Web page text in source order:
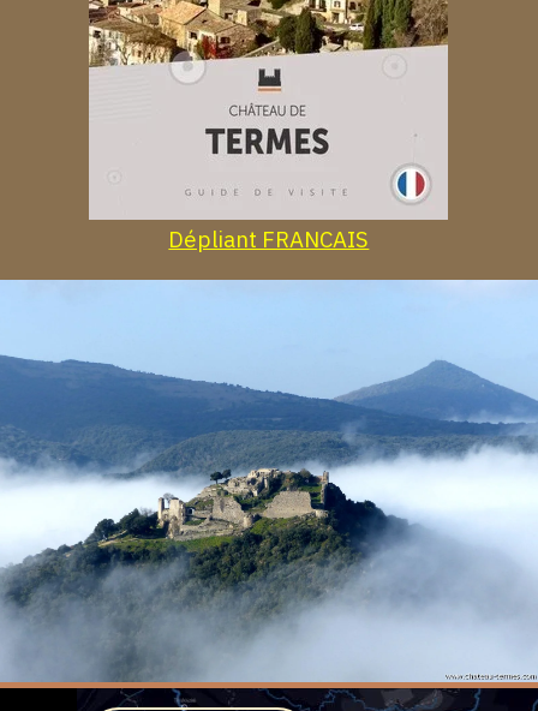
Dépliant FRANCAIS